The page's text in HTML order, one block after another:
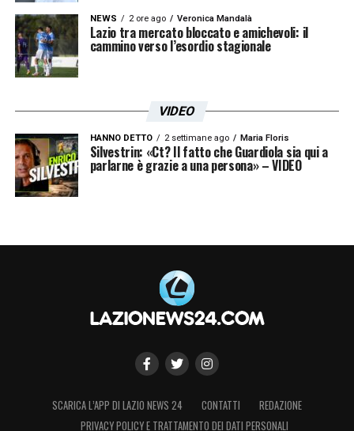
NEWS 2 ore ago Veronica Mandalà
Lazio tra mercato bloccato e amichevoli: il
cammino verso l’esordio stagionale
VIDEO
HANNO DETTO 2 settimane ago Maria Floris
Silvestrin: «Ct? Il fatto che Guardiola sia qui a
parlarne è grazie a una persona» – VIDEO
SCARICA L’APP DI LAZIO NEWS 24 CONTATTI
REDAZIONE
PRIVACY POLICY E TRATTAMENTO DEI DATI PERSONALI